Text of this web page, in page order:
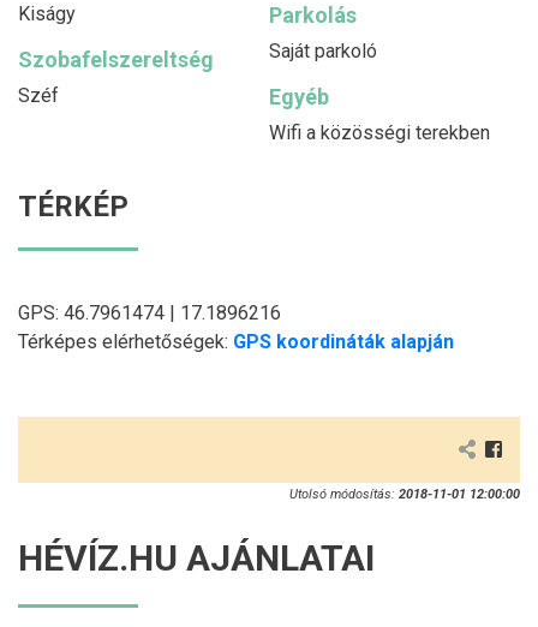
Kiságy Parkolás
Saját parkoló
Szobafelszereltség
Széf Egyéb
Wifi a közösségi terekben
TÉRKÉP
GPS: 46.7961474 | 17.1896216
Térképes elérhetőségek: GPS koordináták alapján
Utolsó módosítás: 2018-11-01 12:00:00
HÉVÍZ.HU AJÁNLATAI